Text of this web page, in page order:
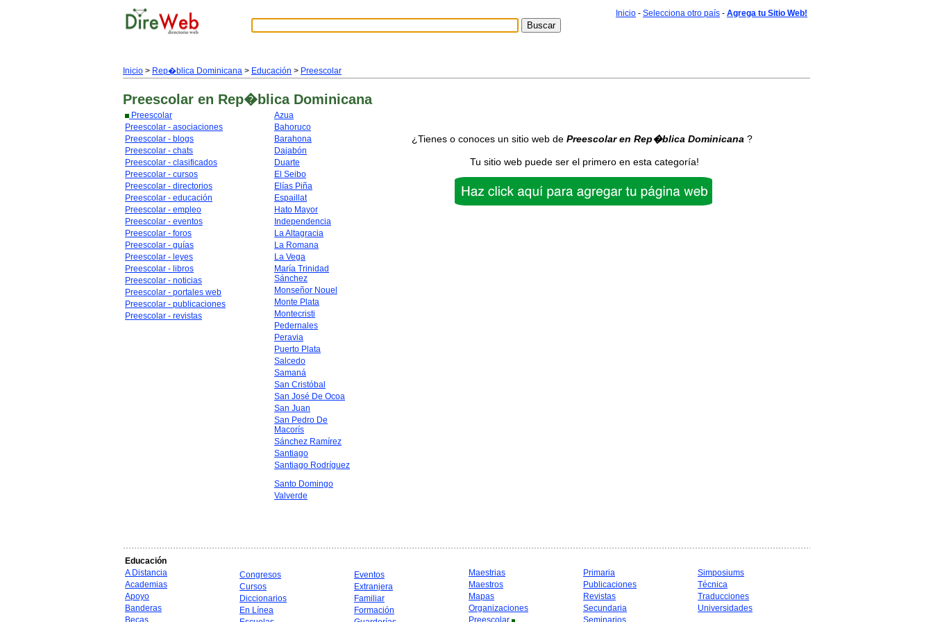
Inicio - Selecciona otro país - Agrega tu Sitio Web!
Inicio > Rep�blica Dominicana > Educación > Preescolar
Preescolar en Rep�blica Dominicana
Preescolar
Preescolar - asociaciones
Preescolar - blogs
Preescolar - chats
Preescolar - clasificados
Preescolar - cursos
Preescolar - directorios
Preescolar - educación
Preescolar - empleo
Preescolar - eventos
Preescolar - foros
Preescolar - guías
Preescolar - leyes
Preescolar - libros
Preescolar - noticias
Preescolar - portales web
Preescolar - publicaciones
Preescolar - revistas
Azua
Bahoruco
Barahona
Dajabón
Duarte
El Seibo
Elías Piña
Espaillat
Hato Mayor
Independencia
La Altagracia
La Romana
La Vega
María Trinidad
Sánchez
Monseñor Nouel
Monte Plata
Montecristi
Pedernales
Peravia
Puerto Plata
Salcedo
Samaná
San Cristóbal
San José De Ocoa
San Juan
San Pedro De
Macorís
Sánchez Ramírez
Santiago
Santiago Rodríguez
Santo Domingo
Valverde
¿Tienes o conoces un sitio web de Preescolar en Rep�blica Dominicana ?
Tu sitio web puede ser el primero en esta categoría!
Educación
A Distancia
Academias
Apoyo
Banderas
Becas
Congresos
Cursos
Diccionarios
En Línea
Eventos
Extranjera
Familiar
Formación
Maestrias
Maestros
Mapas
Organizaciones
Preescolar
Primaria
Publicaciones
Revistas
Secundaria
Seminarios
Simposiums
Técnica
Traducciones
Universidades